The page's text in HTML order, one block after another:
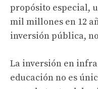
propósito especial,
mil millones en 12
inversión pública,
La inversión en
educación no es